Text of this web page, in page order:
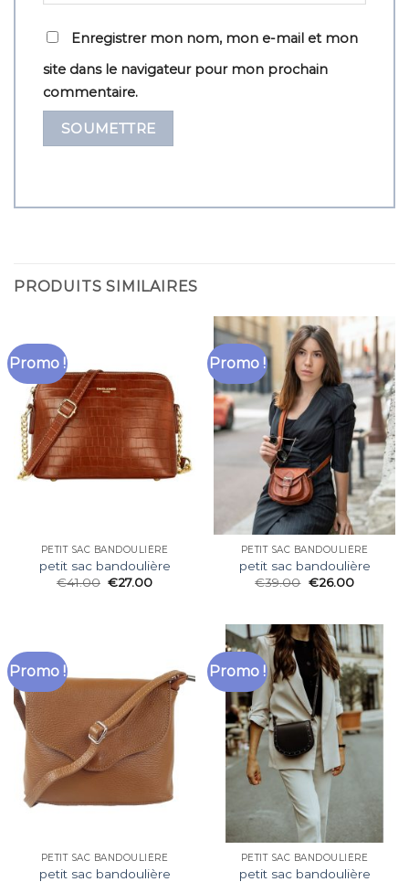
Enregistrer mon nom, mon e-mail et mon
site dans le navigateur pour mon prochain
commentaire.
PRODUITS SIMILAIRES
Promo !
PETIT SAC BANDOULIÈRE
petit sac bandoulière
€41.00 €27.00
Promo !
PETIT SAC BANDOULIÈRE
petit sac bandoulière
€39.00 €26.00
Promo !
PETIT SAC BANDOULIÈRE
petit sac bandoulière
Promo !
PETIT SAC BANDOULIÈRE
petit sac bandoulière